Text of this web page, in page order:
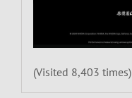
(Visited 8,403 times)